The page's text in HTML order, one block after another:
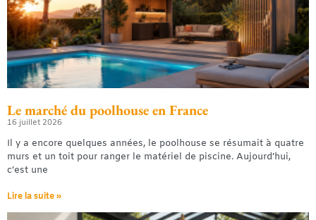
Le marché du poolhouse en France
16 juillet 2026
Il y a encore quelques années, le poolhouse se résumait à quatre
murs et un toit pour ranger le matériel de piscine. Aujourd’hui,
c’est une
Lire la suite »